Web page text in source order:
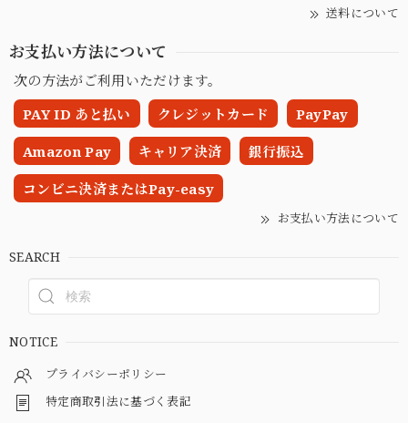
送料について
お支払い方法について
次の方法がご利用いただけます。
PAY ID あと払い
クレジットカード PayPay
Amazon Pay キャリア決済 銀行振込
コンビニ決済またはPay-easy
お支払い方法について
SEARCH
NOTICE
プライバシーポリシー
特定商取引法に基づく表記